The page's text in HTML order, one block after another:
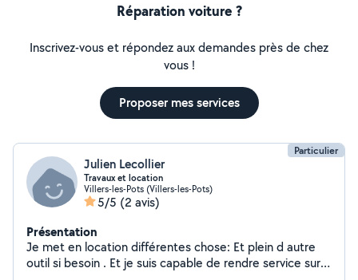
Réparation voiture ?
Inscrivez-vous et répondez aux demandes près de chez
vous !
Proposer mes services
Particulier
Julien Lecollier
Travaux et location
Villers-les-Pots (Villers-les-Pots)
5/5 (2 avis)
Présentation
Je met en location différentes chose: Et plein d autre
outil si besoin . Et je suis capable de rendre service sur